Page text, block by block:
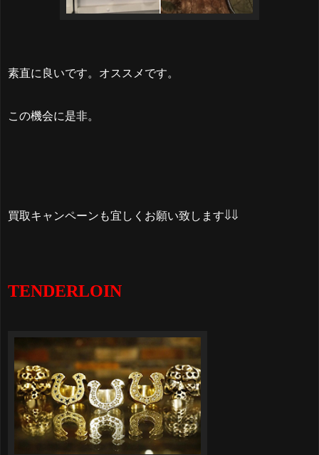
素直に良いです。オススメです。
この機会に是非。
買取キャンペーンも宜しくお願い致します⇓⇓
TENDERLOIN